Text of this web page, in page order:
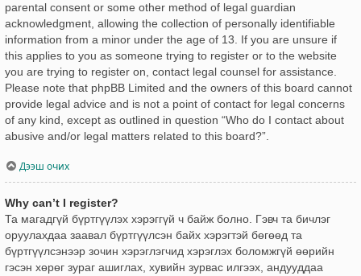
parental consent or some other method of legal guardian
acknowledgment, allowing the collection of personally identifiable
information from a minor under the age of 13. If you are unsure if
this applies to you as someone trying to register or to the website
you are trying to register on, contact legal counsel for assistance.
Please note that phpBB Limited and the owners of this board cannot
provide legal advice and is not a point of contact for legal concerns
of any kind, except as outlined in question “Who do I contact about
abusive and/or legal matters related to this board?”.
Дээш очих
Why can’t I register?
Та магадгүй бүртгүүлэх хэрэггүй ч байж болно. Гэвч та бичлэг
оруулахдаа заавал бүртгүүлсэн байх хэрэгтэй бөгөөд та
бүртгүүлсэнээр зочин хэрэглэгчид хэрэглэх боломжгүй өөрийн
гэсэн хөрөг зураг ашиглах, хувийн зурвас илгээх, андууддаа